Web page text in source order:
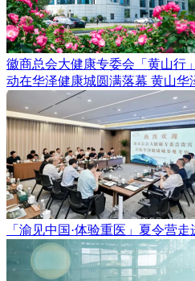
徽商总会大健康专委会「黄山行
动在华泽健康城圆满落幕 黄山华
「渝见中国·体验重医」夏令营